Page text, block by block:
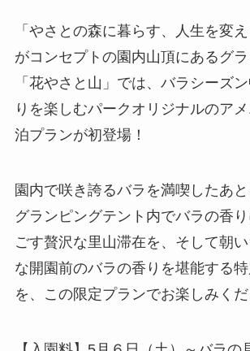
「やさとの森に暮らす、人生を変え
がコンセプトの園内山頂にあるグ
「花やさと山」では、バラシーズ
りを楽しむパークオリジナルのア
泊プランが初登場！
園内で咲き誇るバラを満喫したあ
グランピングテント内でバラの香
ごす贅沢な里山滞在を、そして朝
な開園前のバラの香りを堪能する
を、この限定プランでお楽しみくだ